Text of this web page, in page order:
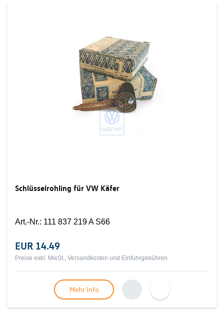
Schlüsselrohling für VW Käfer
Art.-Nr.: 111 837 219 A S66
EUR 14.49
Preise exkl. MwSt., Versandkosten und Einfuhrgebühren
Mehr Info